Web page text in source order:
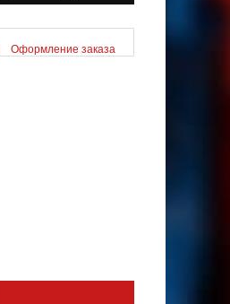
Оформление заказа